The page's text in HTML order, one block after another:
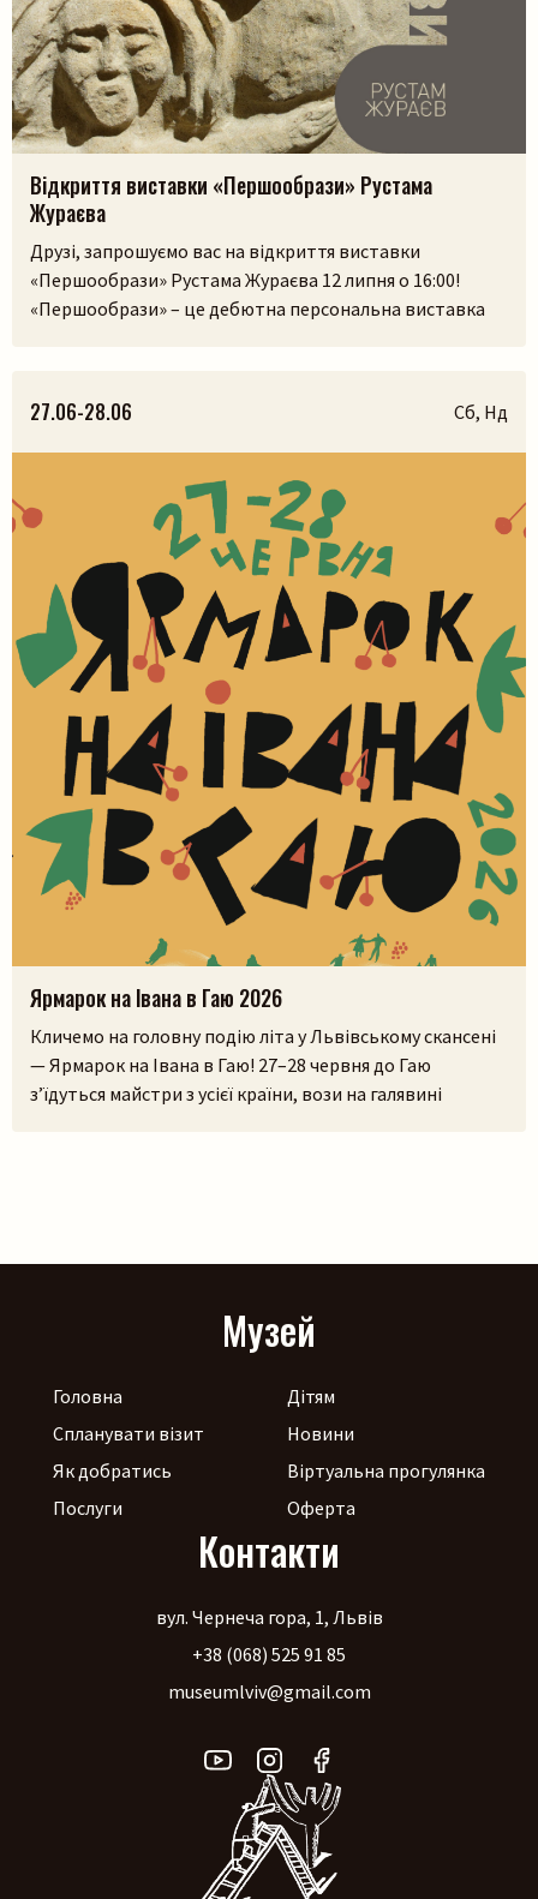
Відкриття виставки «Першообрази» Рустама
Жураєва
Друзі, запрошуємо вас на відкриття виставки
«Першообрази» Рустама Жураєва 12 липня о 16:00!
«Першообрази» – це дебютна персональна виставка
передати досвід і встановити зв’язок із сакральним.
Камінь, як матеріал, існував задовго до появи людини,
27.06-28.06 Сб, Нд
Ярмарок на Івана в Гаю 2026
Кличемо на головну подію літа у Львівському скансені
— Ярмарок на Івана в Гаю! 27–28 червня до Гаю
з’їдуться майстри з усієї країни, вози на галявині
Музей
Головна
Спланувати візит
Як добратись
Послуги
Дітям
Новини
Віртуальна прогулянка
Оферта
Контакти
вул. Чернеча гора, 1, Львів
+38 (068) 525 91 85
museumlviv@gmail.com